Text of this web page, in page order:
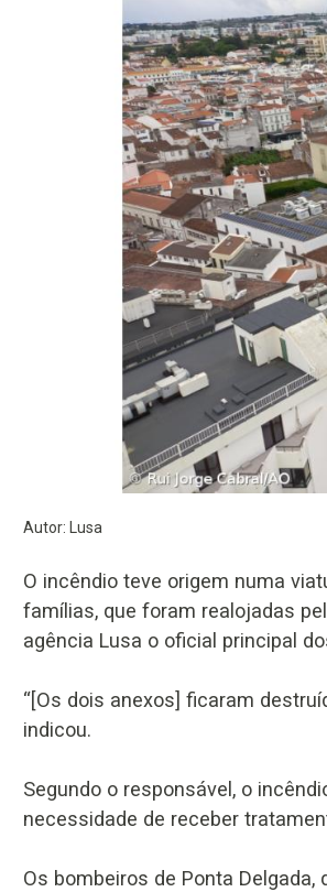
Autor: Lusa
O incêndio teve origem numa
famílias, que foram realojadas
agência Lusa o oficial principal
“[Os dois anexos] ficaram
indicou.
Segundo o responsável, o
necessidade de receber
Os bombeiros de Ponta